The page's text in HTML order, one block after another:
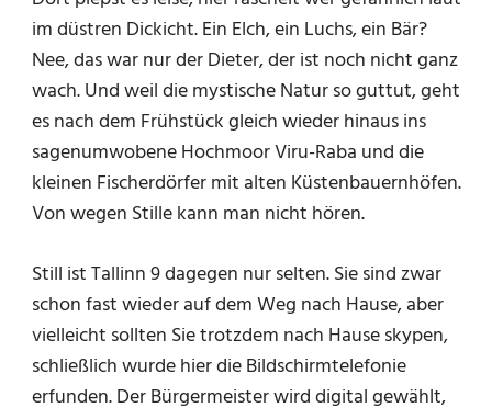
im düstren Dickicht. Ein Elch, ein Luchs, ein Bär?
Nee, das war nur der Dieter, der ist noch nicht ganz
wach. Und weil die mystische Natur so guttut, geht
es nach dem Frühstück gleich wieder hinaus ins
sagenumwobene Hochmoor Viru-Raba und die
kleinen Fischerdörfer mit alten Küstenbauernhöfen.
Von wegen Stille kann man nicht hören.
Still ist Tallinn 9 dagegen nur selten. Sie sind zwar
schon fast wieder auf dem Weg nach Hause, aber
vielleicht sollten Sie trotzdem nach Hause skypen,
schließlich wurde hier die Bildschirmtelefonie
erfunden. Der Bürgermeister wird digital gewählt,